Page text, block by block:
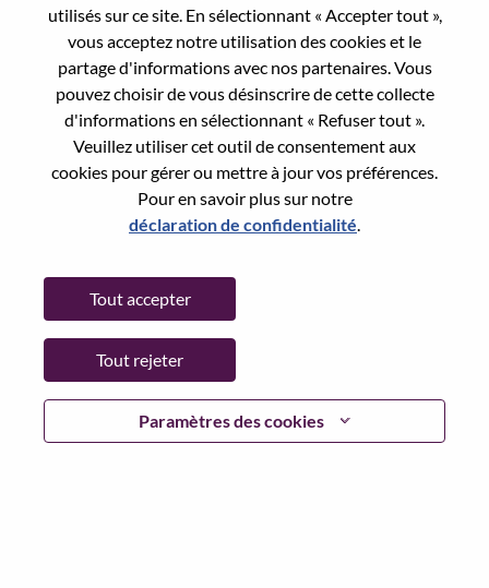
utilisés sur ce site. En sélectionnant « Accepter tout »,
vous acceptez notre utilisation des cookies et le
partage d'informations avec nos partenaires. Vous
pouvez choisir de vous désinscrire de cette collecte
d'informations en sélectionnant « Refuser tout ».
Veuillez utiliser cet outil de consentement aux
cookies pour gérer ou mettre à jour vos préférences.
Pour en savoir plus sur notre
déclaration de confidentialité.
Paramètres des cookies
Tout accepter
Tout rejeter
We will email you a link to reset your
password.
Reset password with your e-mail
E-mail*
Continue
Go Back